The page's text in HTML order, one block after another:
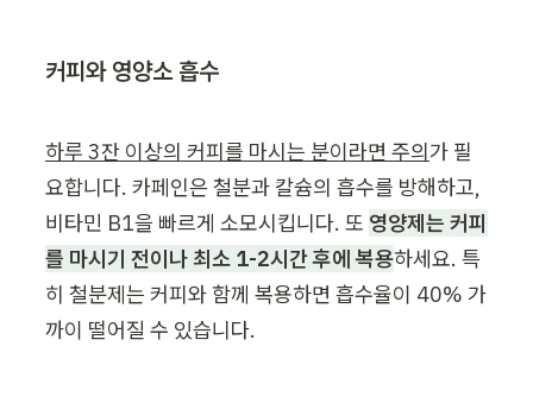
커피와 영양소 흡수
하루 3잔 이상의 커피를 마시는 분이라면 주의가 필
요합니다. 카페인은 철분과 칼슘의 흡수를 방해하고,
비타민 B1을 빠르게 소모시킵니다. 또 영양제는 커피
를 마시기 전이나 최소 1-2시간 후에 복용하세요. 특
히 철분제는 커피와 함께 복용하면 흡수율이 40% 가
까이 떨어질 수 있습니다.